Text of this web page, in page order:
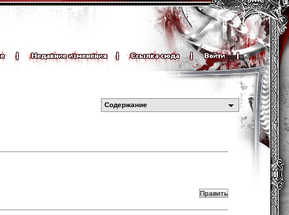
Содержание